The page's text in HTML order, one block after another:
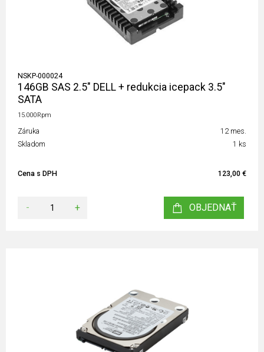
NSKP-000024
146GB SAS 2.5" DELL + redukcia icepack 3.5"
SATA
15.000Rpm
Záruka
12 mes.
Skladom
1 ks
Cena s DPH 123,00 €
- + OBJEDNAŤ